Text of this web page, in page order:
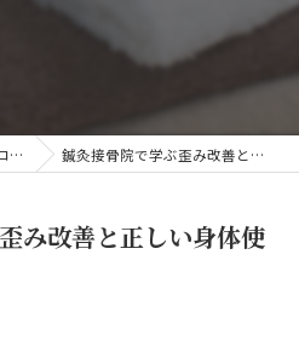
ム 鍼灸接骨院で学ぶ歪み改善と正しい身体使い方
み改善と正しい身体使